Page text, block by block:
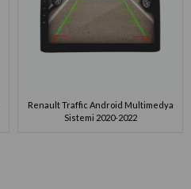
Renault Traffic Android Multimedya
Sistemi 2020-2022